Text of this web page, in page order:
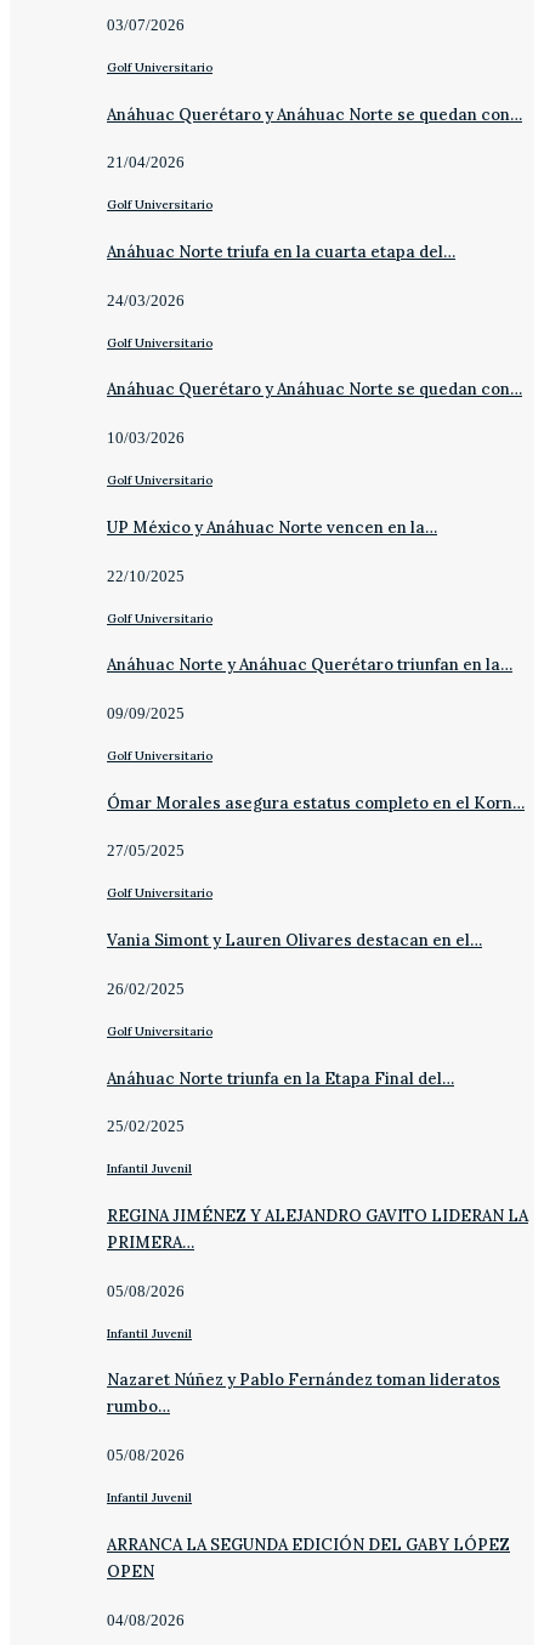
03/07/2026
Golf Universitario
Anáhuac Querétaro y Anáhuac Norte se quedan con…
21/04/2026
Golf Universitario
Anáhuac Norte triufa en la cuarta etapa del…
24/03/2026
Golf Universitario
Anáhuac Querétaro y Anáhuac Norte se quedan con…
10/03/2026
Golf Universitario
UP México y Anáhuac Norte vencen en la…
22/10/2025
Golf Universitario
Anáhuac Norte y Anáhuac Querétaro triunfan en la…
09/09/2025
Golf Universitario
Ómar Morales asegura estatus completo en el Korn…
27/05/2025
Golf Universitario
Vania Simont y Lauren Olivares destacan en el…
26/02/2025
Golf Universitario
Anáhuac Norte triunfa en la Etapa Final del…
25/02/2025
Infantil Juvenil
REGINA JIMÉNEZ Y ALEJANDRO GAVITO LIDERAN LA
PRIMERA…
05/08/2026
Infantil Juvenil
Nazaret Núñez y Pablo Fernández toman lideratos
rumbo…
05/08/2026
Infantil Juvenil
ARRANCA LA SEGUNDA EDICIÓN DEL GABY LÓPEZ
OPEN
04/08/2026